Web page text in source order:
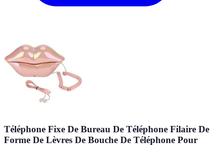
Téléphone Fixe De Bureau De Téléphone Filaire De
Forme De Lèvres De Bouche De Téléphone Pour